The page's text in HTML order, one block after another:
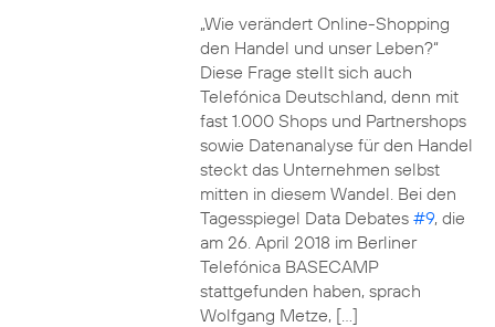
„Wie verändert Online-Shopping
den Handel und unser Leben?“
Diese Frage stellt sich auch
Telefónica Deutschland, denn mit
fast 1.000 Shops und Partnershops
sowie Datenanalyse für den Handel
steckt das Unternehmen selbst
mitten in diesem Wandel. Bei den
Tagesspiegel Data Debates #9, die
am 26. April 2018 im Berliner
Telefónica BASECAMP
stattgefunden haben, sprach
Wolfgang Metze, […]